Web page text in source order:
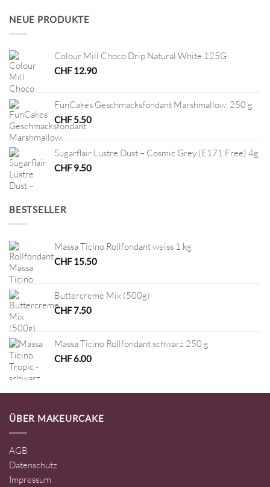
NEUE PRODUKTE
Colour Mill Choco Drip Natural White 125G
CHF12.90
FunCakes Geschmacksfondant Marshmallow, 250 g
CHF5.50
Sugarflair Lustre Dust – Cosmic Grey (E171 Free) 4g
CHF9.50
BESTSELLER
Massa Ticino Rollfondant weiss 1 kg
CHF15.50
Buttercreme Mix (500g)
CHF7.50
Massa Ticino Rollfondant schwarz 250 g
CHF6.00
ÜBER MAKEURCAKE
AGB
Datenschutz
Impressum